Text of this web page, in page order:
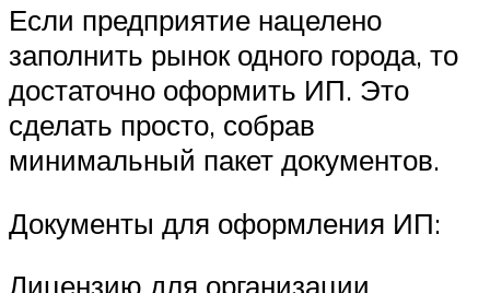
Если предприятие нацелено
заполнить рынок одного города, то
достаточно оформить ИП. Это
сделать просто, собрав
минимальный пакет документов.
Документы для оформления ИП:
Лицензию для организации